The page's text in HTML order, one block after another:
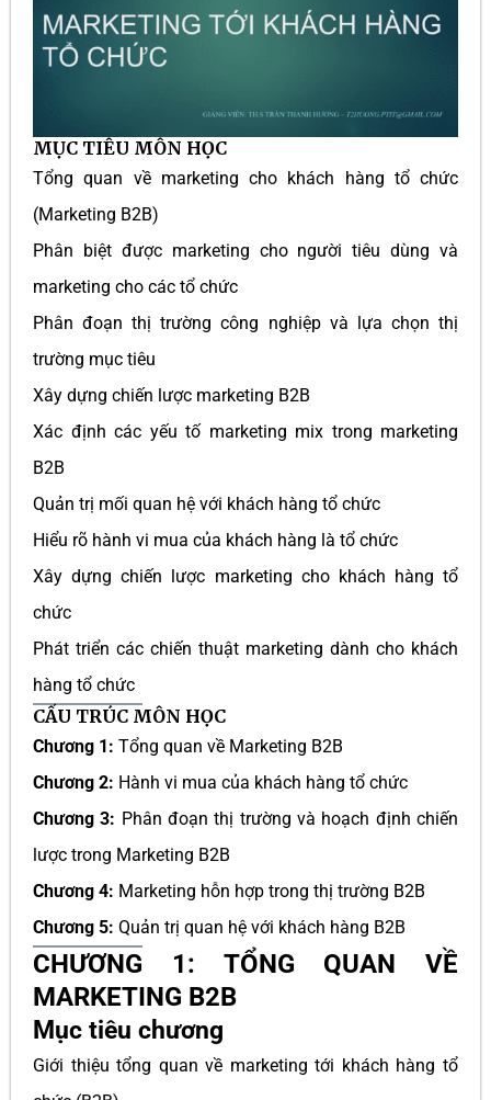
MỤC TIÊU MÔN HỌC
Tổng quan về marketing cho khách hàng tổ chức
(Marketing B2B)
Phân biệt được marketing cho người tiêu dùng và
marketing cho các tổ chức
Phân đoạn thị trường công nghiệp và lựa chọn thị
trường mục tiêu
Xây dựng chiến lược marketing B2B
Xác định các yếu tố marketing mix trong marketing
B2B
Quản trị mối quan hệ với khách hàng tổ chức
Hiểu rõ hành vi mua của khách hàng là tổ chức
Xây dựng chiến lược marketing cho khách hàng tổ
chức
Phát triển các chiến thuật marketing dành cho khách
hàng tổ chức
CẤU TRÚC MÔN HỌC
Chương 1: Tổng quan về Marketing B2B
Chương 2: Hành vi mua của khách hàng tổ chức
Chương 3: Phân đoạn thị trường và hoạch định chiến
lược trong Marketing B2B
Chương 4: Marketing hỗn hợp trong thị trường B2B
Chương 5: Quản trị quan hệ với khách hàng B2B
CHƯƠNG 1: TỔNG QUAN VỀ
MARKETING B2B
Mục tiêu chương
Giới thiệu tổng quan về marketing tới khách hàng tổ